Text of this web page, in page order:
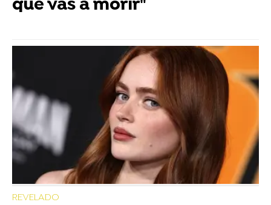
que vas a morir"
REVELADO